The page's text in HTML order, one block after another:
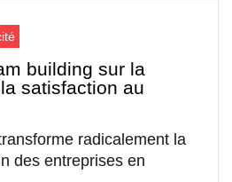
building sur la
satisfaction au
radicalement la
des entreprises en